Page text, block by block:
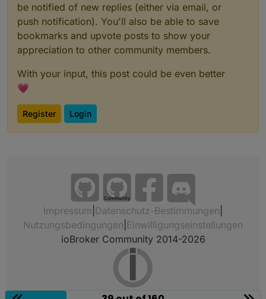
be notified of new replies (either via email, or
push notification). You'll also be able to save
bookmarks and upvote posts to show your
appreciation to other community members.
With your input, this post could be even better
💗
Register Login
Community
Impressum Datenschutz-Bestimmungen
Nutzungsbedingungen Einwilligungseinstellungen
ioBroker Community 2014-2026